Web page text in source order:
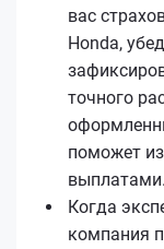
вас
Honda,
точного
поможет
выплатами.
Когда
компания